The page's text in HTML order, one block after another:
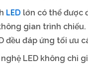
LED lớn có thể được
gian trình
đều đáp ứng tối ưu
nghệ LED không chỉ